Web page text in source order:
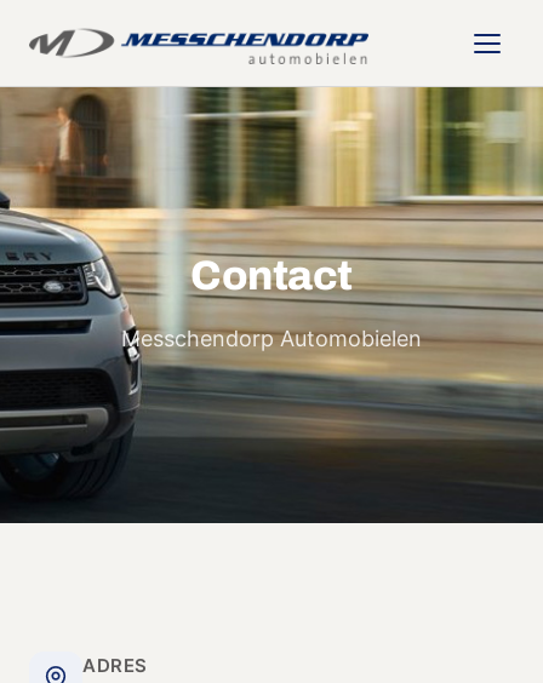
Contact
Messchendorp Automobielen
ADRES